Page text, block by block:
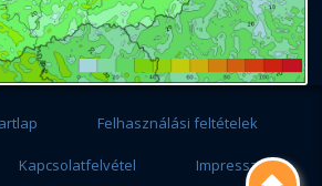
Felhasználási feltételek
Kapcsolatfelvétel Impresszum